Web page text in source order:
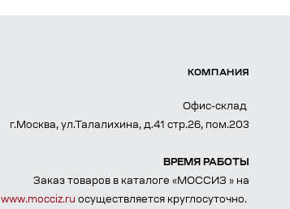
КОМПАНИЯ
Офис-склад
г.Москва, ул.Талалихина, д.41 стр.26, пом.203
ВРЕМЯ РАБОТЫ
Заказ товаров в каталоге «МОССИЗ » на
www.mocciz.ru осуществляется круглосуточно.